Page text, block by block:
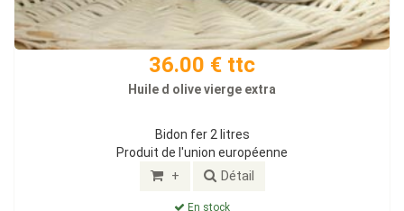
36.00 € ttc
Huile d olive vierge extra
Bidon fer 2 litres
Produit de l'union européenne
+ Détail
En stock